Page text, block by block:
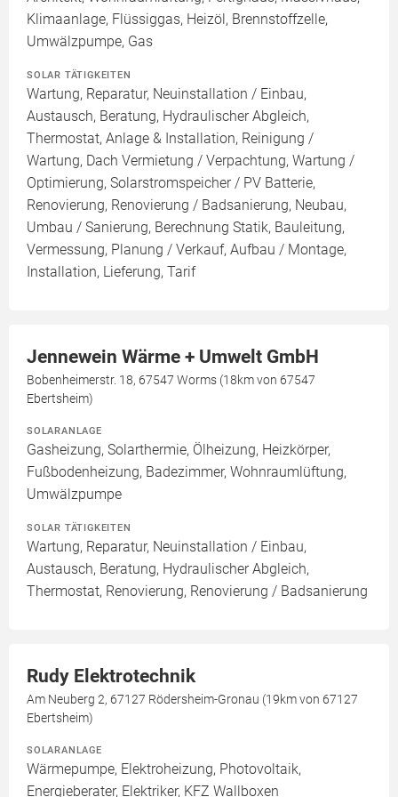
Klimaanlage, Flüssiggas, Heizöl, Brennstoffzelle,
Umwälzpumpe, Gas
SOLAR TÄTIGKEITEN
Wartung, Reparatur, Neuinstallation / Einbau,
Austausch, Beratung, Hydraulischer Abgleich,
Thermostat, Anlage & Installation, Reinigung /
Wartung, Dach Vermietung / Verpachtung, Wartung /
Optimierung, Solarstromspeicher / PV Batterie,
Renovierung, Renovierung / Badsanierung, Neubau,
Umbau / Sanierung, Berechnung Statik, Bauleitung,
Vermessung, Planung / Verkauf, Aufbau / Montage,
Installation, Lieferung, Tarif
Jennewein Wärme + Umwelt GmbH
Bobenheimerstr. 18, 67547 Worms (18km von 67547
Ebertsheim)
SOLARANLAGE
Gasheizung, Solarthermie, Ölheizung, Heizkörper,
Fußbodenheizung, Badezimmer, Wohnraumlüftung,
Umwälzpumpe
SOLAR TÄTIGKEITEN
Wartung, Reparatur, Neuinstallation / Einbau,
Austausch, Beratung, Hydraulischer Abgleich,
Thermostat, Renovierung, Renovierung / Badsanierung
Rudy Elektrotechnik
Am Neuberg 2, 67127 Rödersheim-Gronau (19km von 67127
Ebertsheim)
SOLARANLAGE
Wärmepumpe, Elektroheizung, Photovoltaik,
Energieberater, Elektriker, KFZ Wallboxen